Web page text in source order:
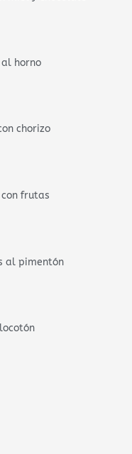
horno
chorizo
con frutas
al pimentón